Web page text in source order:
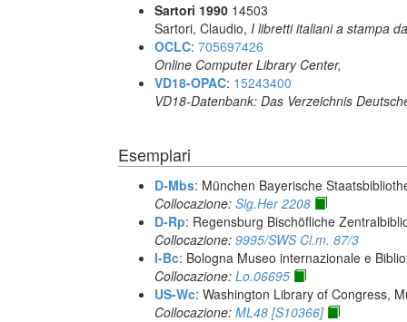
Sartori 1990 14503
Sartori, Claudio, I libretti italiani a stampa
OCLC: 705697426
Online Computer Library Center,
VD18-OPAC: 15243400
VD18-Datenbank: Das Verzeichnis
Esemplari
D-Mbs: München Bayerische
Collocazione: Slg.Her 2208
D-Rp: Regensburg Bischöfliche
Collocazione: 9995/SWS Cl.m. 87/3
I-Bc: Bologna Museo internazionale e
Collocazione: Lo.06695
US-Wc: Washington Library of Congress,
Collocazione: ML48 [S10366]